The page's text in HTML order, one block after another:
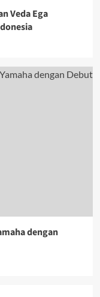
Veda Ega
dengan